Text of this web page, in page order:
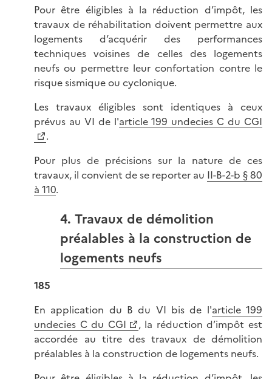
Pour être éligibles à la réduction d’impôt, les
travaux de réhabilitation doivent permettre aux
logements d’acquérir des performances
techniques voisines de celles des logements
neufs ou permettre leur confortation contre le
risque sismique ou cyclonique.
Les travaux éligibles sont identiques à ceux
prévus au VI de l'article 199 undecies C du CGI
.
Pour plus de précisions sur la nature de ces
travaux, il convient de se reporter au II-B-2-b § 80
à 110.
4. Travaux de démolition
préalables à la construction de
logements neufs
185
En application du B du VI bis de l'article 199
undecies C du CGI
, la réduction d’impôt est
accordée au titre des travaux de démolition
préalables à la construction de logements neufs.